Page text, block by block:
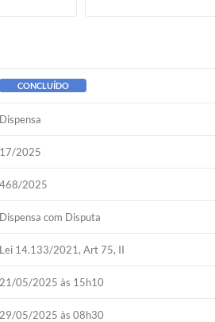
CONCLUÍDO
Dispensa
17/2025
468/2025
Dispensa com Disputa
Lei 14.133/2021, Art 75, II
21/05/2025 às 15h10
29/05/2025 às 08h30